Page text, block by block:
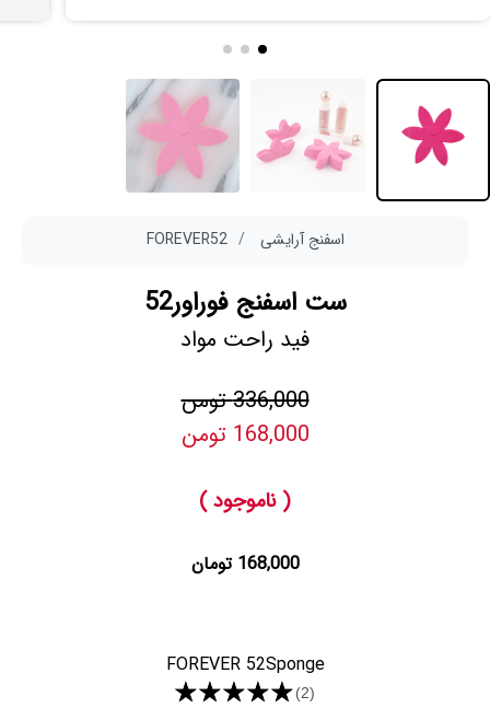
اسفنج آرایشی FOREVER52
ست اسفنج فوراور52
فید راحت مواد
336,000 تومن
168,000 تومن
( ناموجود )
168,000 تومان
FOREVER 52Sponge
★★★★★(2)